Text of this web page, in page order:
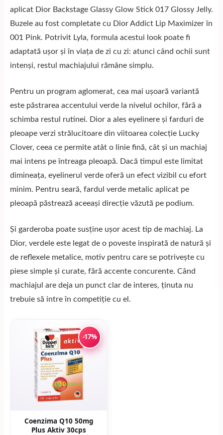
aplicat Dior Backstage Glassy Glow Stick 017 Glossy Jelly.
Buzele au fost completate cu Dior Addict Lip Maximizer în
001 Pink. Potrivit Lyla, formula acestui look poate fi
adaptată ușor și în viața de zi cu zi: atunci când ochii sunt
intenși, restul machiajului rămâne simplu.
Pentru un program aglomerat, cea mai ușoară variantă
este păstrarea accentului verde la nivelul ochilor, fără a
schimba restul rutinei. Dior a ales eyelinere și farduri de
pleoape verzi strălucitoare din viitoarea colecție Lucky
Clover, ceea ce permite atât o linie fină, cât și un machiaj
mai intens pe întreaga pleoapă. Dacă timpul este limitat
dimineața, eyelinerul verde oferă un efect vizibil cu efort
minim. Pentru seară, fardul verde metalic aplicat pe
pleoapă păstrează aceeași direcție văzută pe podium.
Și garderoba poate susține ușor acest tip de machiaj. La
Dior, verdele este legat de o poveste inspirată de natură și
de reflexele metalice, motiv pentru care se potrivește cu
piese simple și curate, fără accente concurente. Când
machiajul are deja un punct clar de interes, ținuta nu
trebuie să intre în competiție cu el.
-17%
Coenzima Q10 50mg
Plus Aktiv 30cps